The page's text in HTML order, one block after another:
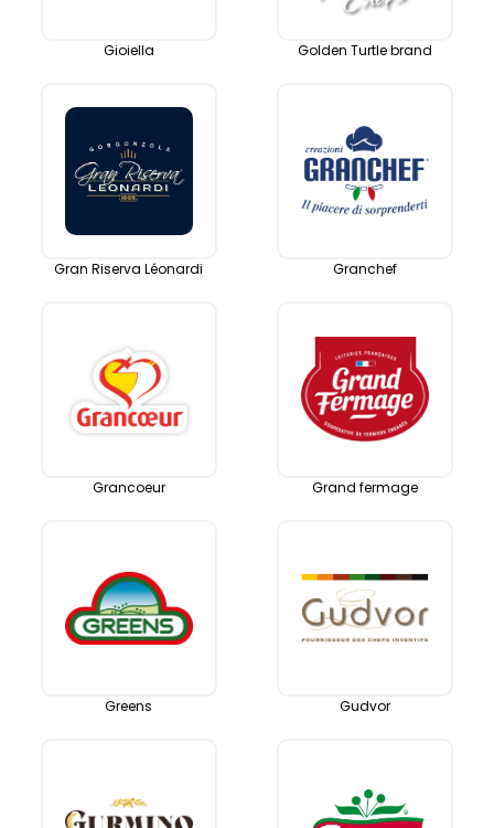
Gioiella Golden Turtle brand
Gran Riserva Léonardi Granchef
Grancoeur Grand fermage
Greens Gudvor